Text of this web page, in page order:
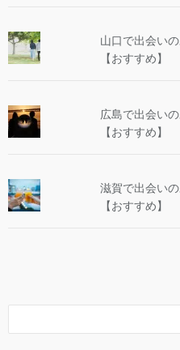
山口で出会い
【おすすめ】
広島で出会い
【おすすめ】
滋賀で出会い
【おすすめ】